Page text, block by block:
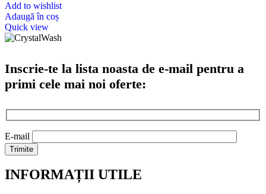
Add to wishlist
Adaugă în coș
Quick view
Inscrie-te la lista noasta de e-mail pentru a
primi cele mai noi oferte:
E-mail
INFORMAȚII UTILE